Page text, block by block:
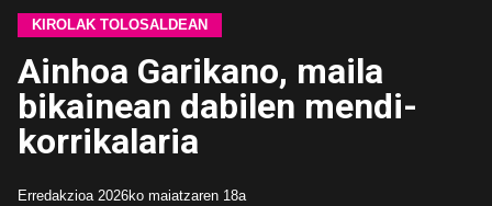
KIROLAK TOLOSALDEAN
Ainhoa Garikano, maila
bikainean dabilen mendi-
korrikalaria
Erredakzioa 2026ko maiatzaren 18a